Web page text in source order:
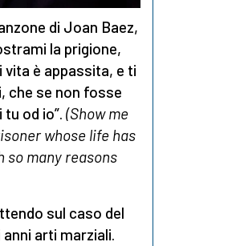
di Joan Baez,
la prigione,
è appassita, e ti
che se non fosse
od io”. (Show me
whose life has
so many reasons
sul caso del
arti marziali.